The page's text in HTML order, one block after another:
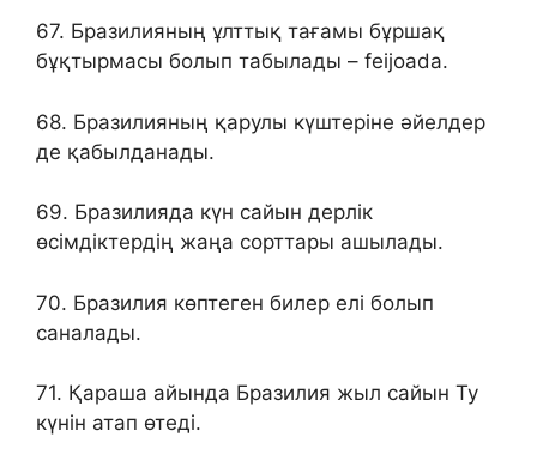
67. Бразилияның ұлттық тағамы бұршақ
бұқтырмасы болып табылады – feijoada.
68. Бразилияның қарулы күштеріне әйелдер
де қабылданады.
69. Бразилияда күн сайын дерлік
өсімдіктердің жаңа сорттары ашылады.
70. Бразилия көптеген билер елі болып
саналады.
71. Қараша айында Бразилия жыл сайын Ту
күнін атап өтеді.